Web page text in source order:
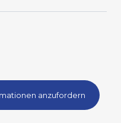
anzufordern